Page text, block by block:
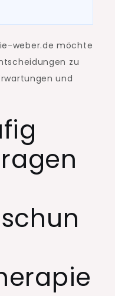
weber.de möchte
zu
und